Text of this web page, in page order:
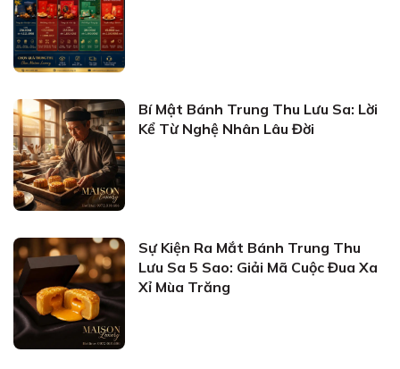
Bí Mật Bánh Trung Thu Lưu Sa: Lời
Kể Từ Nghệ Nhân Lâu Đời
Sự Kiện Ra Mắt Bánh Trung Thu
Lưu Sa 5 Sao: Giải Mã Cuộc Đua Xa
Xỉ Mùa Trăng